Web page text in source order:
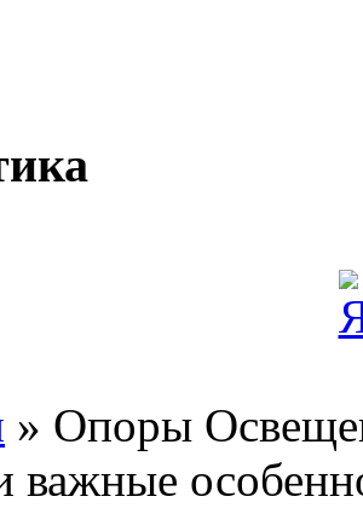
» Опоры
важные